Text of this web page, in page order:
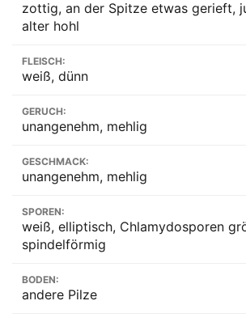
zottig, an der Spitze etwas gerieft,
alter hohl
FLEISCH:
weiß, dünn
GERUCH:
unangenehm, mehlig
GESCHMACK:
unangenehm, mehlig
SPOREN:
weiß, elliptisch, Chlamydosporen
spindelförmig
BODEN:
andere Pilze